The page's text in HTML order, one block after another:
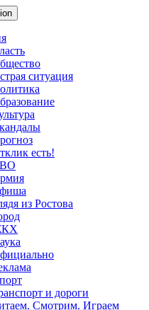
ситуация
есть!
из Ростова
и дороги
Смотрим. Играем